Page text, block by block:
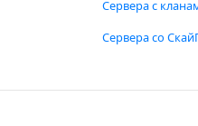
Сервера с
Сервера со